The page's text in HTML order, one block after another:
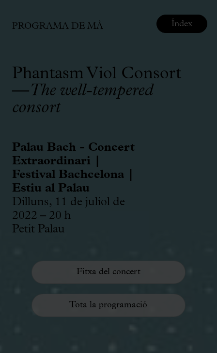
PROGRAMA DE MÀ
Phantasm Viol Consort
—The well-tempered
consort
Palau Bach - Concert
Extraordinari |
Festival Bachcelona |
Estiu al Palau
Dilluns, 11 de juliol de
2022 – 20 h
Petit Palau
Fitxa del concert
Tota la programació
Índex